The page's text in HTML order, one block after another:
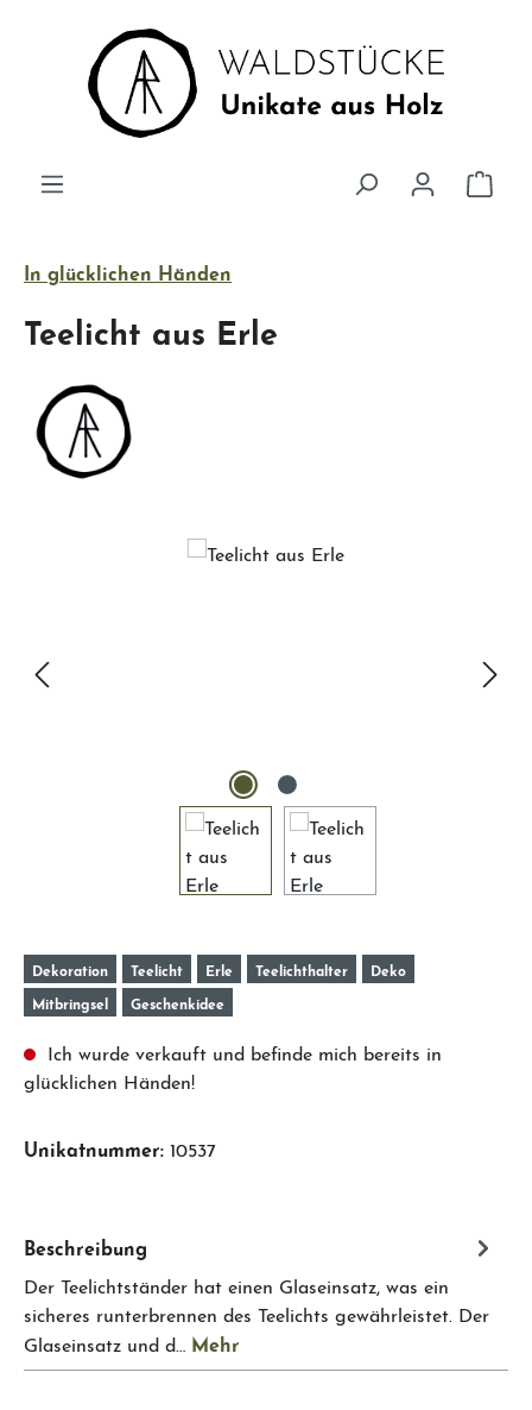
Zum Hauptinhalt springen
In glücklichen Händen
Teelicht aus Erle
Bildergalerie überspringen
Dekoration Teelicht Erle Teelichthalter
Deko
Mitbringsel
Geschenkidee
Ich wurde verkauft und befinde mich bereits in
glücklichen Händen!
Unikatnummer: 10537
Beschreibung
Der Teelichtständer hat einen Glaseinsatz, was ein
sicheres runterbrennen des Teelichts gewährleistet. Der
Glaseinsatz und d… Mehr